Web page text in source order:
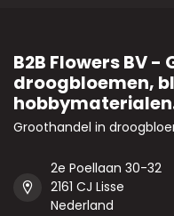
B2B Flowers BV
droogbloemen,
Groothandel in
2e Poellaan 30-32
2161 CJ Lisse
Nederland